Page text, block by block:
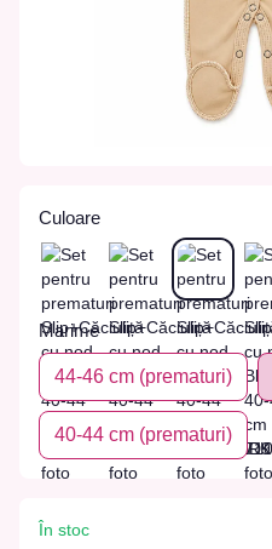
Culoare
Marime
44-46 cm (prematuri)
40-44 cm (prematuri)
În stoc